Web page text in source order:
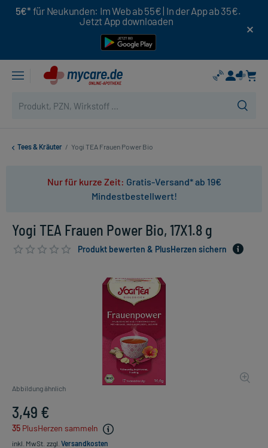
5€* für Neukunden: Im Web ab 55€ | In der App ab 35€.
Jetzt App downloaden
Tees & Kräuter / Yogi TEA Frauen Power Bio
Nur für kurze Zeit: Gratis-Versand* ab 19€
Mindestbestellwert!
Yogi TEA Frauen Power Bio, 17X1.8 g
Produkt bewerten & PlusHerzen sichern
Abbildung ähnlich
3,49 €
35 PlusHerzen sammeln
inkl. MwSt. zzgl. Versandkosten